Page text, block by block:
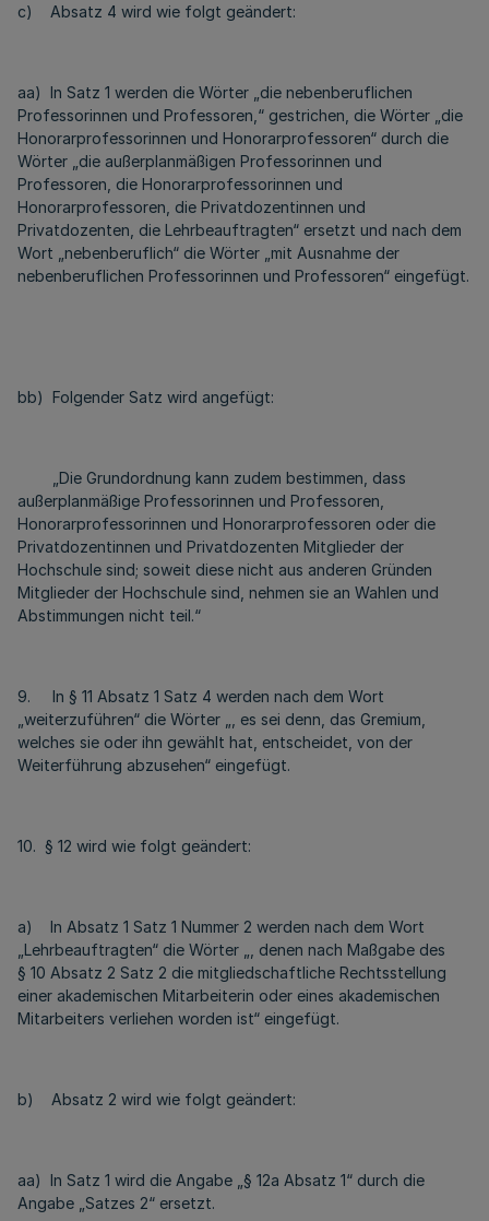
c) Absatz 4 wird wie folgt geändert:
aa) In Satz 1 werden die Wörter „die nebenberuflichen
Professorinnen und Professoren,“ gestrichen, die Wörter „die
Honorarprofessorinnen und Honorarprofessoren“ durch die
Wörter „die außerplanmäßigen Professorinnen und
Professoren, die Honorarprofessorinnen und
Honorarprofessoren, die Privatdozentinnen und
Privatdozenten, die Lehrbeauftragten“ ersetzt und nach dem
Wort „nebenberuflich“ die Wörter „mit Ausnahme der
nebenberuflichen Professorinnen und Professoren“ eingefügt.
bb) Folgender Satz wird angefügt:
„Die Grundordnung kann zudem bestimmen, dass
außerplanmäßige Professorinnen und Professoren,
Honorarprofessorinnen und Honorarprofessoren oder die
Privatdozentinnen und Privatdozenten Mitglieder der
Hochschule sind; soweit diese nicht aus anderen Gründen
Mitglieder der Hochschule sind, nehmen sie an Wahlen und
Abstimmungen nicht teil.“
9. In § 11 Absatz 1 Satz 4 werden nach dem Wort
„weiterzuführen“ die Wörter „, es sei denn, das Gremium,
welches sie oder ihn gewählt hat, entscheidet, von der
Weiterführung abzusehen“ eingefügt.
10. § 12 wird wie folgt geändert:
a) In Absatz 1 Satz 1 Nummer 2 werden nach dem Wort
„Lehrbeauftragten“ die Wörter „, denen nach Maßgabe des
§ 10 Absatz 2 Satz 2 die mitgliedschaftliche Rechtsstellung
einer akademischen Mitarbeiterin oder eines akademischen
Mitarbeiters verliehen worden ist“ eingefügt.
b) Absatz 2 wird wie folgt geändert:
aa) In Satz 1 wird die Angabe „§ 12a Absatz 1“ durch die
Angabe „Satzes 2“ ersetzt.